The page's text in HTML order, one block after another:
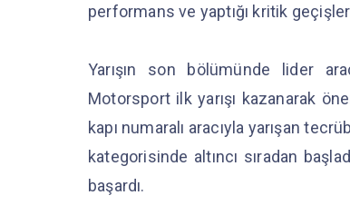
performans ve yaptığı kritik
Yarışın son bölümünde lider
Motorsport ilk yarışı kazanarak
kapı numaralı aracıyla yarışan
kategorisinde altıncı sıradan
başardı.